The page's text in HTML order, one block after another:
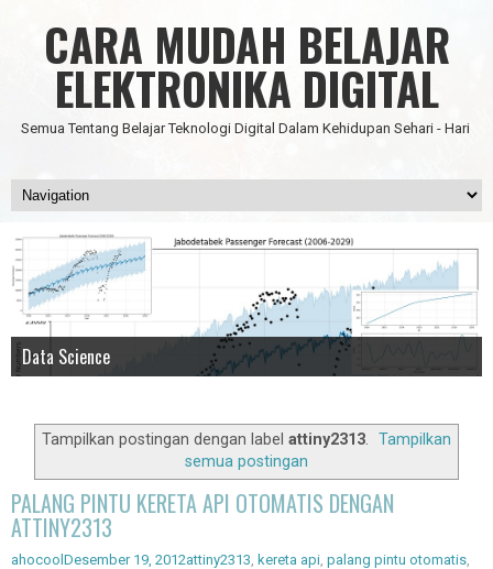
CARA MUDAH BELAJAR
ELEKTRONIKA DIGITAL
Semua Tentang Belajar Teknologi Digital Dalam Kehidupan Sehari - Hari
IC Timer 555 yang Multifungsi
Data Science
JAM DIGITAL 6 DIGIT TANPA MICRO FULL CMOS
Node Red - Kontrol Industri 4.0
Tampilkan postingan dengan label attiny2313.
Tampilkan
semua postingan
PALANG PINTU KERETA API OTOMATIS DENGAN
ATTINY2313
ahocoolDesember 19, 2012attiny2313 kereta api palang pintu otomatis